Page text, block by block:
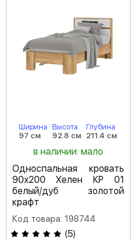
Ширина
97 см
Высота
92.8 см
Глубина
211.4 см
в наличии: мало
Односпальная кровать
90х200 Хелен КР 01
белый/дуб золотой
крафт
Код товара: 198744
(5)